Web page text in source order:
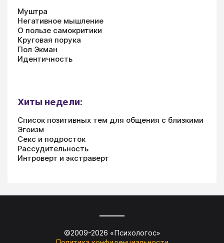
Муштра
Негативное мышление
О пользе самокритики
Круговая порука
Пол Экман
Идентичность
Хиты недели:
Список позитивных тем для общения с близкими
Эгоизм
Секс и подросток
Рассудительность
Интроверт и экстраверт
©2009-2026 «Психологос»